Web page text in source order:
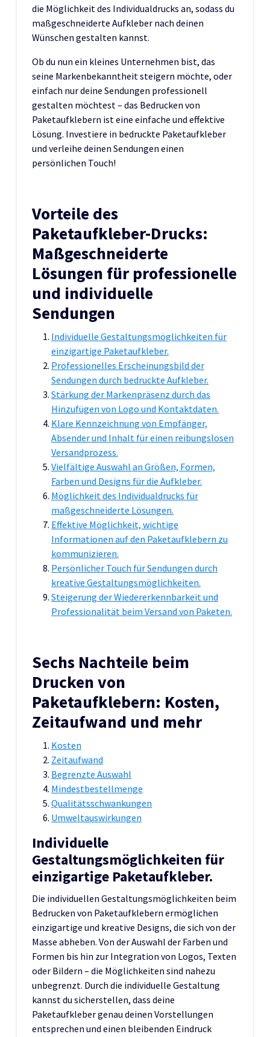
die Möglichkeit des Individualdrucks an, sodass du
maßgeschneiderte Aufkleber nach deinen
Wünschen gestalten kannst.
Ob du nun ein kleines Unternehmen bist, das
seine Markenbekanntheit steigern möchte, oder
einfach nur deine Sendungen professionell
gestalten möchtest – das Bedrucken von
Paketaufklebern ist eine einfache und effektive
Lösung. Investiere in bedruckte Paketaufkleber
und verleihe deinen Sendungen einen
persönlichen Touch!
Vorteile des
Paketaufkleber-Drucks:
Maßgeschneiderte
Lösungen für professionelle
und individuelle
Sendungen
Individuelle Gestaltungsmöglichkeiten für
einzigartige Paketaufkleber.
Professionelles Erscheinungsbild der
Sendungen durch bedruckte Aufkleber.
Stärkung der Markenpräsenz durch das
Hinzufügen von Logo und Kontaktdaten.
Klare Kennzeichnung von Empfänger,
Absender und Inhalt für einen reibungslosen
Versandprozess.
Vielfältige Auswahl an Größen, Formen,
Farben und Designs für die Aufkleber.
Möglichkeit des Individualdrucks für
maßgeschneiderte Lösungen.
Effektive Möglichkeit, wichtige
Informationen auf den Paketaufklebern zu
kommunizieren.
Persönlicher Touch für Sendungen durch
kreative Gestaltungsmöglichkeiten.
Steigerung der Wiedererkennbarkeit und
Professionalität beim Versand von Paketen.
Sechs Nachteile beim
Drucken von
Paketaufklebern: Kosten,
Zeitaufwand und mehr
Kosten
Zeitaufwand
Begrenzte Auswahl
Mindestbestellmenge
Qualitätsschwankungen
Umweltauswirkungen
Individuelle
Gestaltungsmöglichkeiten für
einzigartige Paketaufkleber.
Die individuellen Gestaltungsmöglichkeiten beim
Bedrucken von Paketaufklebern ermöglichen
einzigartige und kreative Designs, die sich von der
Masse abheben. Von der Auswahl der Farben und
Formen bis hin zur Integration von Logos, Texten
oder Bildern – die Möglichkeiten sind nahezu
unbegrenzt. Durch die individuelle Gestaltung
kannst du sicherstellen, dass deine
Paketaufkleber genau deinen Vorstellungen
entsprechen und einen bleibenden Eindruck